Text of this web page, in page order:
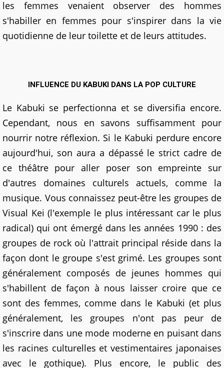
les femmes venaient observer des hommes
s'habiller en femmes pour s'inspirer dans la vie
quotidienne de leur toilette et de leurs attitudes.
INFLUENCE DU KABUKI DANS LA POP CULTURE
Le Kabuki se perfectionna et se diversifia encore.
Cependant, nous en savons suffisamment pour
nourrir notre réflexion. Si le Kabuki perdure encore
aujourd'hui, son aura a dépassé le strict cadre de
ce théâtre pour aller poser son empreinte sur
d'autres domaines culturels actuels, comme la
musique. Vous connaissez peut-être les groupes de
Visual Kei (l'exemple le plus intéressant car le plus
radical) qui ont émergé dans les années 1990 : des
groupes de rock où l'attrait principal réside dans la
façon dont le groupe s'est grimé. Les groupes sont
généralement composés de jeunes hommes qui
s'habillent de façon à nous laisser croire que ce
sont des femmes, comme dans le Kabuki (et plus
généralement, les groupes n'ont pas peur de
s'inscrire dans une mode moderne en puisant dans
les racines culturelles et vestimentaires japonaises
avec le gothique). Plus encore, le public des